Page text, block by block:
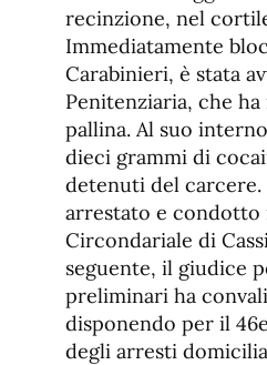
recinzione, nel
Immediatamente
Carabinieri, è stata
Penitenziaria, che
pallina. Al suo
dieci grammi di
detenuti del carcere.
arrestato e condotto
Circondariale di
seguente, il giudice
preliminari ha
disponendo per il
degli arresti